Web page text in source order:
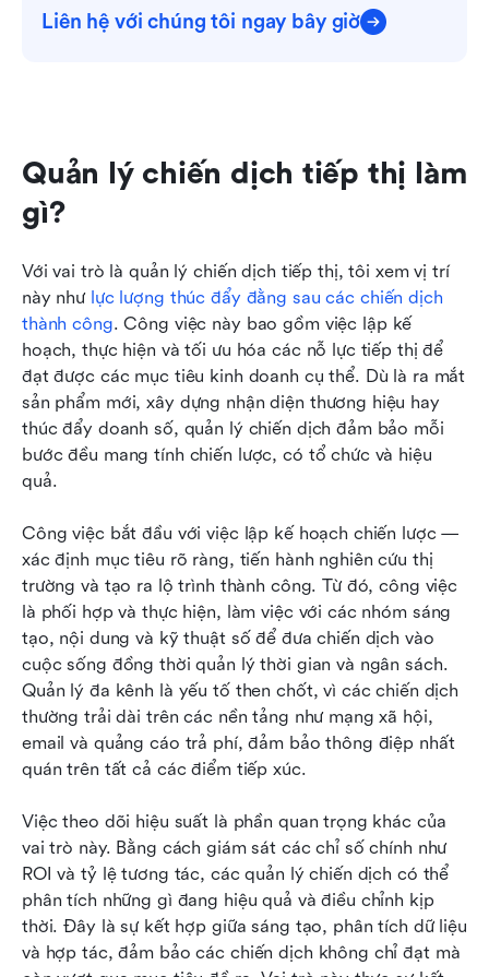
Liên hệ với chúng tôi ngay bây giờ
Quản lý chiến dịch tiếp thị làm
gì?
Với vai trò là quản lý chiến dịch tiếp thị, tôi xem vị trí
này như lực lượng thúc đẩy đằng sau các chiến dịch
thành công. Công việc này bao gồm việc lập kế
hoạch, thực hiện và tối ưu hóa các nỗ lực tiếp thị để
đạt được các mục tiêu kinh doanh cụ thể. Dù là ra mắt
sản phẩm mới, xây dựng nhận diện thương hiệu hay
thúc đẩy doanh số, quản lý chiến dịch đảm bảo mỗi
bước đều mang tính chiến lược, có tổ chức và hiệu
quả.
Công việc bắt đầu với việc lập kế hoạch chiến lược —
xác định mục tiêu rõ ràng, tiến hành nghiên cứu thị
trường và tạo ra lộ trình thành công. Từ đó, công việc
là phối hợp và thực hiện, làm việc với các nhóm sáng
tạo, nội dung và kỹ thuật số để đưa chiến dịch vào
cuộc sống đồng thời quản lý thời gian và ngân sách.
Quản lý đa kênh là yếu tố then chốt, vì các chiến dịch
thường trải dài trên các nền tảng như mạng xã hội,
email và quảng cáo trả phí, đảm bảo thông điệp nhất
quán trên tất cả các điểm tiếp xúc.
Việc theo dõi hiệu suất là phần quan trọng khác của
vai trò này. Bằng cách giám sát các chỉ số chính như
ROI và tỷ lệ tương tác, các quản lý chiến dịch có thể
phân tích những gì đang hiệu quả và điều chỉnh kịp
thời. Đây là sự kết hợp giữa sáng tạo, phân tích dữ liệu
và hợp tác, đảm bảo các chiến dịch không chỉ đạt mà